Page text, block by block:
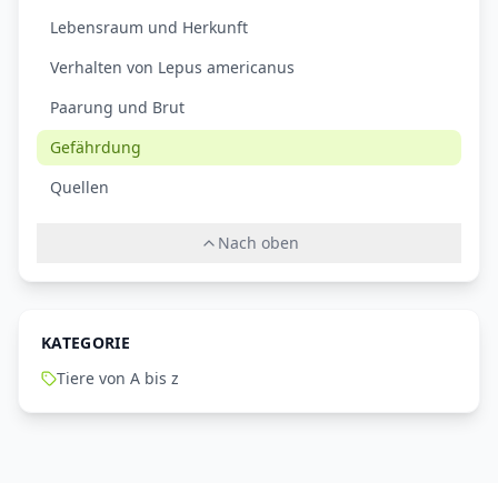
Lebensraum und Herkunft
Verhalten von Lepus americanus
Paarung und Brut
Gefährdung
Quellen
Nach oben
KATEGORIE
Tiere von A bis z